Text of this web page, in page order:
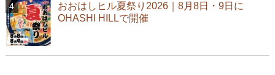
おおはしヒル夏祭り2026｜8月8日・9日に
OHASHI HILLで開催